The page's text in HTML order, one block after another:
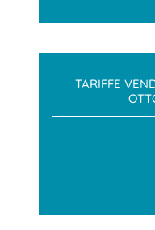
TARIFFE